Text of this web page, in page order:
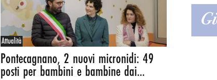
Attualità
Pontecagnano, 2 nuovi micronidi: 49
posti per bambini e bambine dai...